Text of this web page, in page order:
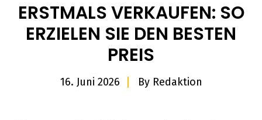
ERSTMALS VERKAUFEN: SO
ERZIELEN SIE DEN BESTEN
PREIS
16. Juni 2026 By Redaktion